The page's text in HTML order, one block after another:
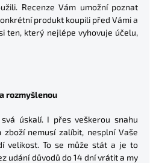
Recenze Vám umožní poznat
produkt koupili před Vámi a
ten, který nejlépe vyhovuje účelu,
rozmyšlenou
úskalí. I přes veškerou snahu
nemusí zalíbit, nesplní Vaše
velikost. To se může stát a je to
udání důvodů do 14 dní vrátit a my